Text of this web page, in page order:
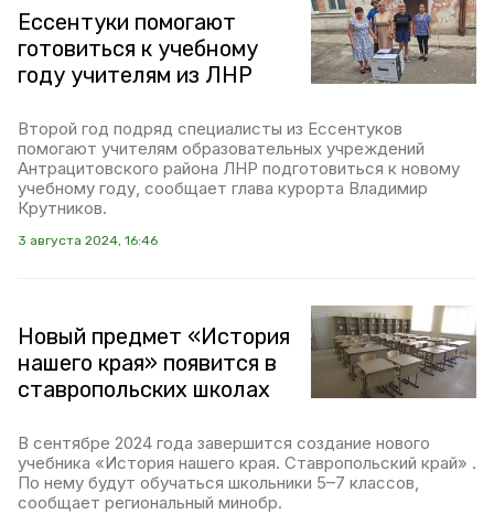
Ессентуки помогают
готовиться к учебному
году учителям из ЛНР
Второй год подряд специалисты из Ессентуков
помогают учителям образовательных учреждений
Антрацитовского района ЛНР подготовиться к новому
учебному году, сообщает глава курорта Владимир
Крутников.
3 августа 2024, 16:46
Новый предмет «История
нашего края» появится в
ставропольских школах
В сентябре 2024 года завершится создание нового
учебника «История нашего края. Ставропольский край» .
По нему будут обучаться школьники 5–7 классов,
сообщает региональный минобр.